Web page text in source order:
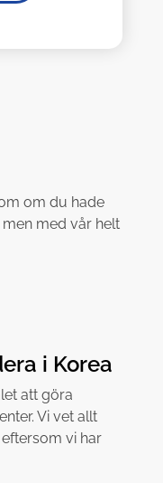
om du hade
med vår helt
i Korea
att göra
Vi vet allt
vi har